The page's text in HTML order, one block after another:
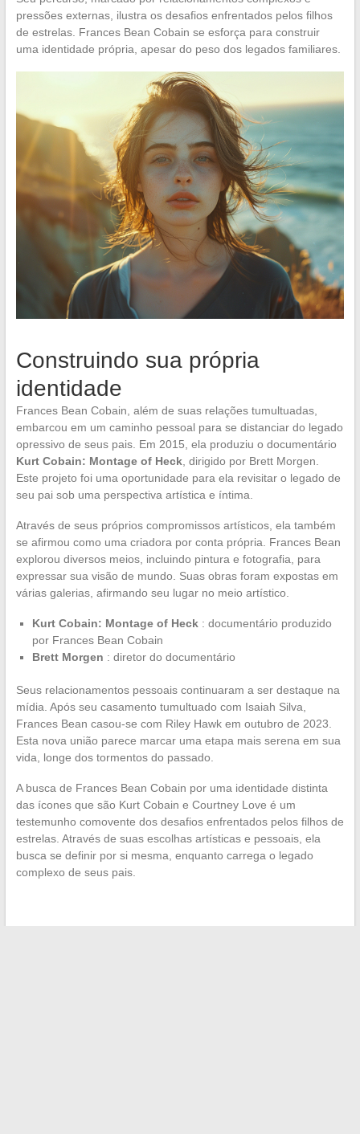
pressões externas, ilustra os desafios enfrentados pelos filhos
de estrelas. Frances Bean Cobain se esforça para construir
uma identidade própria, apesar do peso dos legados familiares.
Construindo sua própria
identidade
Frances Bean Cobain, além de suas relações tumultuadas,
embarcou em um caminho pessoal para se distanciar do legado
opressivo de seus pais. Em 2015, ela produziu o documentário
Kurt Cobain: Montage of Heck, dirigido por Brett Morgen.
Este projeto foi uma oportunidade para ela revisitar o legado de
seu pai sob uma perspectiva artística e íntima.
Através de seus próprios compromissos artísticos, ela também
se afirmou como uma criadora por conta própria. Frances Bean
explorou diversos meios, incluindo pintura e fotografia, para
expressar sua visão de mundo. Suas obras foram expostas em
várias galerias, afirmando seu lugar no meio artístico.
Kurt Cobain: Montage of Heck: documentário produzido
por Frances Bean Cobain
Brett Morgen : diretor do documentário
Seus relacionamentos pessoais continuaram a ser destaque na
mídia. Após seu casamento tumultuado com Isaiah Silva,
Frances Bean casou-se com Riley Hawk em outubro de 2023.
Esta nova união parece marcar uma etapa mais serena em sua
vida, longe dos tormentos do passado.
A busca de Frances Bean Cobain por uma identidade distinta
das ícones que são Kurt Cobain e Courtney Love é um
testemunho comovente dos desafios enfrentados pelos filhos de
estrelas. Através de suas escolhas artísticas e pessoais, ela
busca se definir por si mesma, enquanto carrega o legado
complexo de seus pais.